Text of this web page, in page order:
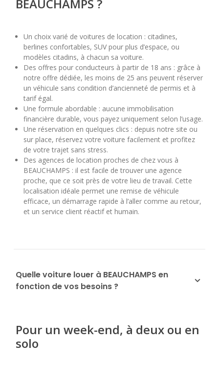
BEAUCHAMPS ?
Un choix varié de voitures de location : citadines,
berlines confortables, SUV pour plus d’espace, ou
modèles citadins, à chacun sa voiture.
Des offres pour conducteurs à partir de 18 ans : grâce à
notre offre dédiée, les moins de 25 ans peuvent réserver
un véhicule sans condition d’ancienneté de permis et à
tarif égal.
Une formule abordable : aucune immobilisation
financière durable, vous payez uniquement selon l’usage.
Une réservation en quelques clics : depuis notre site ou
sur place, réservez votre voiture facilement et profitez
de votre trajet sans stress.
Des agences de location proches de chez vous à
BEAUCHAMPS : il est facile de trouver une agence
proche, que ce soit près de votre lieu de travail. Cette
localisation idéale permet une remise de véhicule
efficace, un démarrage rapide à l’aller comme au retour,
et un service client réactif et humain.
Quelle voiture louer à BEAUCHAMPS en
fonction de vos besoins ?
Pour un week-end, à deux ou en
solo